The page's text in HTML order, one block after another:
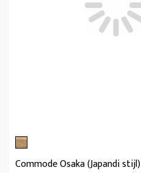
Commode Osaka (Japandi stijl)